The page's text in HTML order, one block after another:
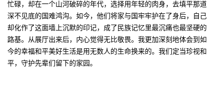
忙碌，却在一个山河破碎的年代，选择用年轻的肉身，去填平那道
深不见底的国难鸿沟。如今，他们将家与国牢牢护在了身后，自己
却化作了这面墙上沉默的印记，成了民族记忆里最沉痛也最坚硬的
路基。从展厅出来后，内心觉得无比敬畏。我更加深刻地体会到如
今的幸福和平美好生活是用无数人的生命换来的。我们定当珍视和
平，守护先辈们留下的家园。